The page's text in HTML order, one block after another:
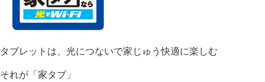
タブレットは、光につないで家じゅう快適に楽しむ
それが「家タブ」